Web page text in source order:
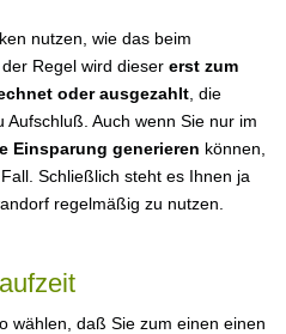
nutzen, wie das beim
Regel wird dieser erst zum
oder ausgezahlt , die
Auch wenn Sie nur im
Einsparung generieren können,
Schließlich steht es Ihnen ja
regelmäßig zu nutzen.
wählen, daß Sie zum einen einen